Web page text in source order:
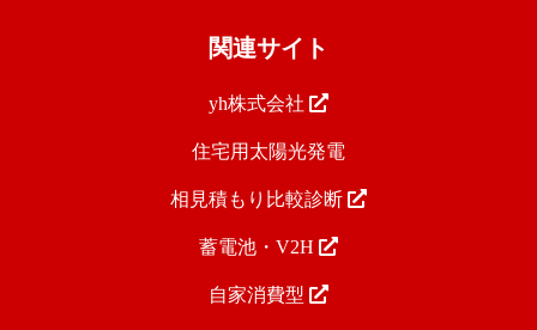
関連サイト
yh株式会社
住宅用太陽光発電
相見積もり比較診断
蓄電池・V2H
自家消費型